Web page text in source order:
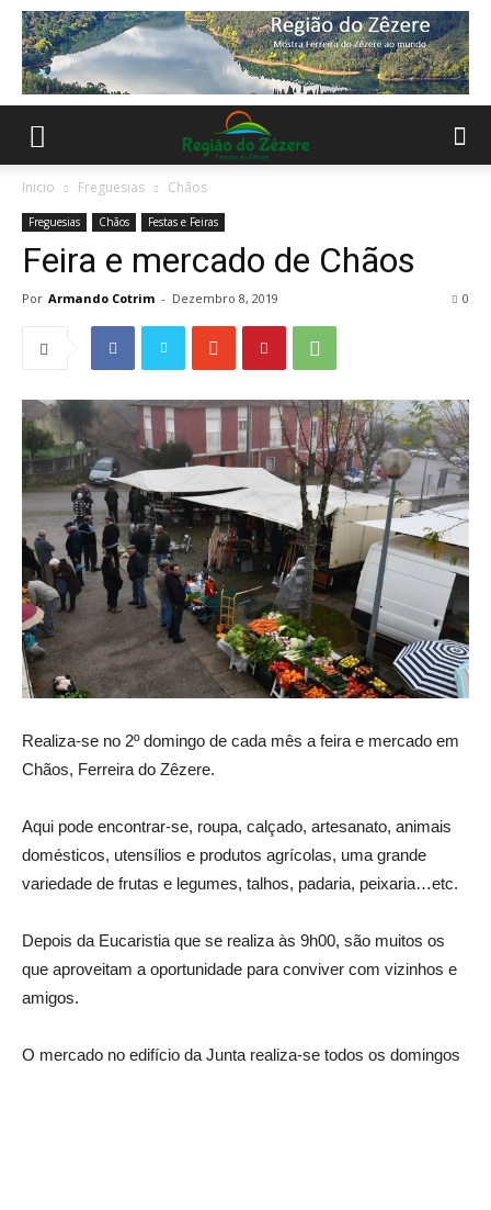
Inicio Freguesias Chãos
Freguesias Chãos Festas e Feiras
Feira e mercado de Chãos
Por Armando Cotrim - Dezembro 8, 2019 0
Realiza-se no 2º domingo de cada mês a feira e mercado em
Chãos, Ferreira do Zêzere.
Aqui pode encontrar-se, roupa, calçado, artesanato, animais
domésticos, utensílios e produtos agrícolas, uma grande
variedade de frutas e legumes, talhos, padaria, peixaria…etc.
Depois da Eucaristia que se realiza às 9h00, são muitos os
que aproveitam a oportunidade para conviver com vizinhos e
amigos.
O mercado no edifício da Junta realiza-se todos os domingos